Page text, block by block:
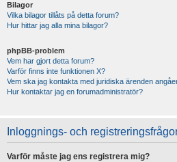
Bilagor
Vilka bilagor tillåts på detta forum?
Hur hittar jag alla mina bilagor?
phpBB-problem
Vem har gjort detta forum?
Varför finns inte funktionen X?
Vem ska jag kontakta med juridiska ärenden
Hur kontaktar jag en forumadministratör?
Inloggnings- och
Varför måste jag ens registrera mig?